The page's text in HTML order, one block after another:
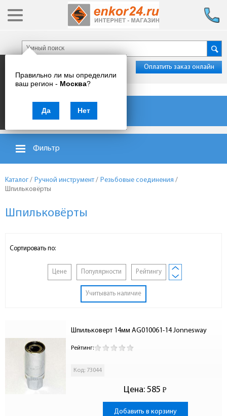
Правильно ли мы определили
ваш регион - Москва?
Да Нет
Оплатить заказ онлайн
Каталог товаров
Фильтр
Каталог / Ручной инструмент/ Резьбовые соединения /
Шпильковёрты
Шпильковёрты
Сортировать по:
Цене Популярности Рейтингу
Учитывать наличие
Шпильковерт 14мм AG010061-14 Jonnesway
Рейтинг:
Код: 73044
Цена: 585 Р
-
Добавить в корзину